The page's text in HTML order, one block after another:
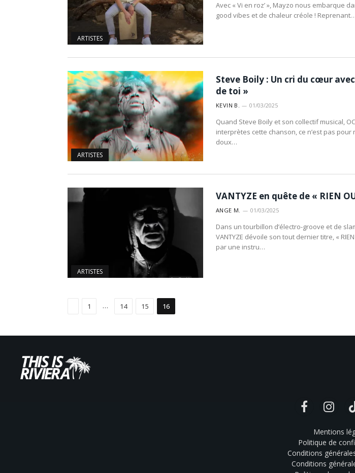
ARTISTES
Avec « Vi en roz’ », Mayzo nous embarque
good vibes et de chaleur créole ! Reprenant…
ARTISTES
Steve Boily : Un cri du cœur avec
de toi »
KEVIN B. 01/03/2025
Quand Steve Boily et son collectif musical,
interprètes cette chanson, ce n’est pas pour
doux…
ARTISTES
VANTYZE en quête de « RIEN
ANGE M. 01/03/2025
Dans un tourbillon d’électro-groove et de
VANTYZE dévoile son tout dernier titre, « RIEN
par une instru…
Précédent
1 … 14 15 16
Facebook
Mentions
Politique de
Conditions
Conditions